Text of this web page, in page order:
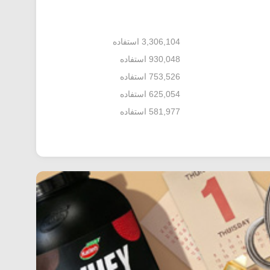
3,306,104 استفاده
930,048 استفاده
753,526 استفاده
625,054 استفاده
581,977 استفاده